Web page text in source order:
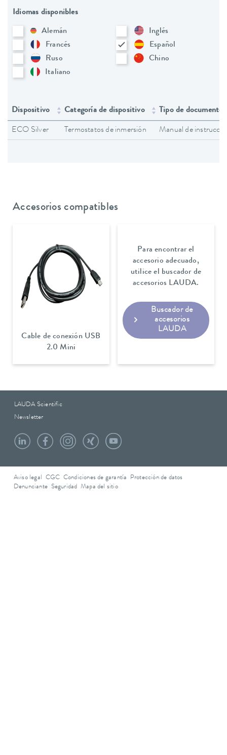
Idiomas disponibles
Alemán
Inglés
Francés
Español
Ruso
Chino
Italiano
Dispositivo Categoría de dispositivo Tipo de documento
ECO Silver Termostatos de inmersión Manual de
Accesorios compatibles
Cable de conexión USB
2.0 Mini
Para encontrar el
accesorio adecuado,
utilice el buscador de
accesorios LAUDA.
Buscador de
accesorios
LAUDA
LAUDA Scientific
Newsletter
Aviso legal CGC Condiciones de garantía
Protección de datos
Denunciante Seguridad Mapa del sitio